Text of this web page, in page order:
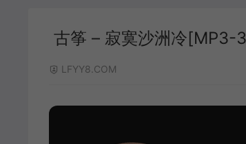
古筝 – 寂寞沙洲冷
LFYY8.COM